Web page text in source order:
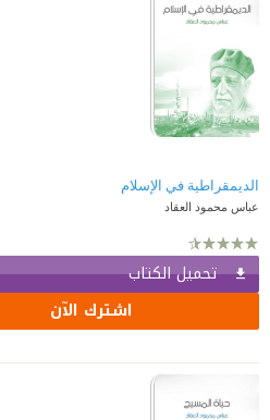
الديمقراطية في الإسلام
عباس محمود العقاد
تحميل الكتاب
اشترك الآن